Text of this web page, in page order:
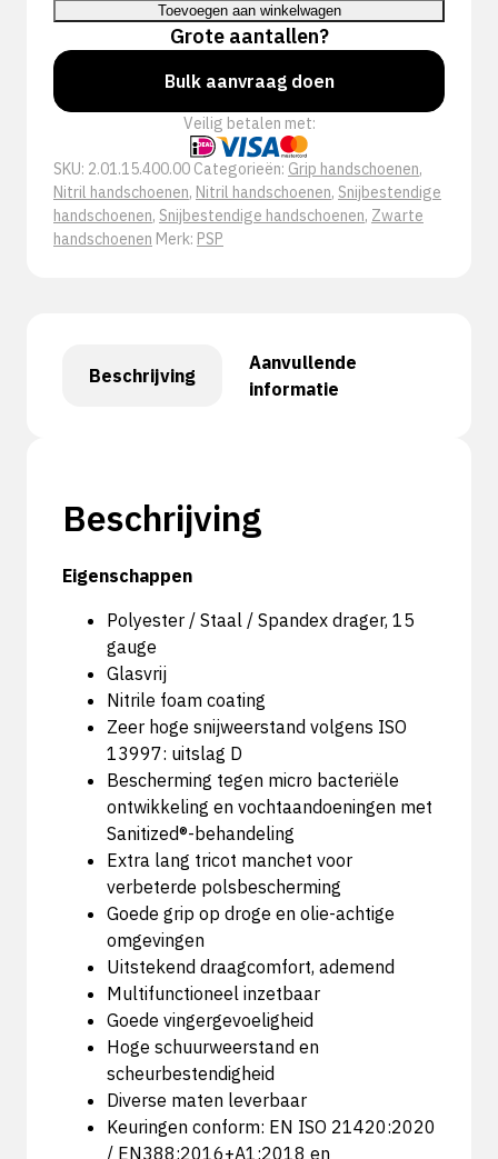
Protect
D
Cut
Nitrile
Werkhandschoen
aantal
Toevoegen aan winkelwagen
Grote aantallen?
Bulk aanvraag doen
Veilig betalen met:
SKU: 2.01.15.400.00 Categorieën: Grip handschoenen,
Nitril handschoenen, Nitril handschoenen, Snijbestendige
handschoenen, Snijbestendige handschoenen, Zwarte
handschoenen Merk: PSP
Beschrijving
Aanvullende
informatie
Beschrijving
Eigenschappen
Polyester / Staal / Spandex drager, 15
gauge
Glasvrij
Nitrile foam coating
Zeer hoge snijweerstand volgens ISO
13997: uitslag D
Bescherming tegen micro bacteriële
ontwikkeling en vochtaandoeningen met
Sanitized®-behandeling
Extra lang tricot manchet voor
verbeterde polsbescherming
Goede grip op droge en olie-achtige
omgevingen
Uitstekend draagcomfort, ademend
Multifunctioneel inzetbaar
Goede vingergevoeligheid
Hoge schuurweerstand en
scheurbestendigheid
Diverse maten leverbaar
Keuringen conform: EN ISO 21420:2020
/ EN388:2016+A1:2018 en